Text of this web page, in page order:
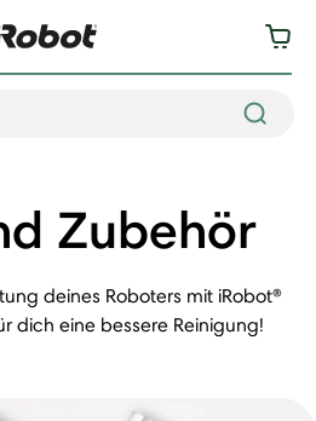
Zubehör
deines Roboters mit iRobot®
dich eine bessere Reinigung!